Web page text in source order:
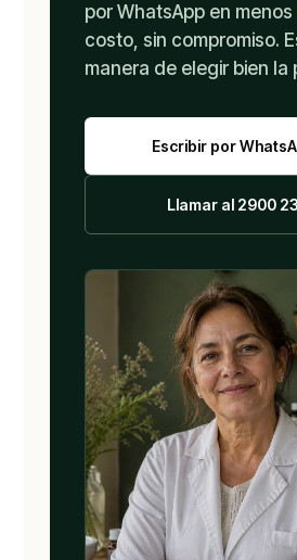
por WhatsApp en
costo, sin compromiso.
manera de elegir bien la
Escribir por
Llamar al 2900